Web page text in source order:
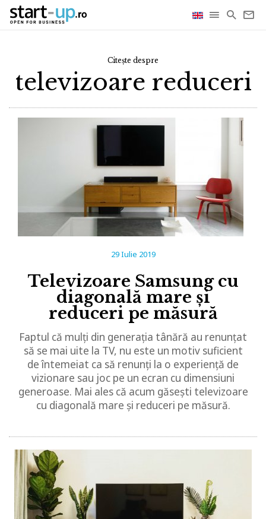
Citește despre
televizoare reduceri
29 Iulie 2019
Televizoare Samsung cu
diagonală mare și
reduceri pe măsură
Faptul că mulți din generația tânără au renunțat
să se mai uite la TV, nu este un motiv suficient
de întemeiat ca să renunți la o experiență de
vizionare sau joc pe un ecran cu dimensiuni
generoase. Mai ales că acum găsești televizoare
cu diagonală mare și reduceri pe măsură.